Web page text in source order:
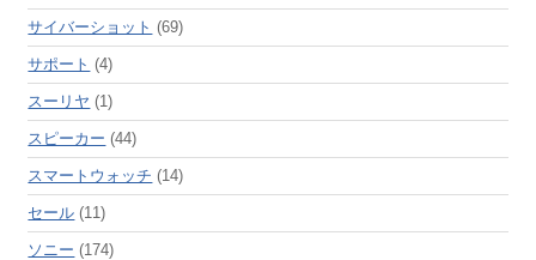
サイバーショット (69)
サポート (4)
スーリヤ (1)
スピーカー (44)
スマートウォッチ (14)
セール (11)
ソニー (174)